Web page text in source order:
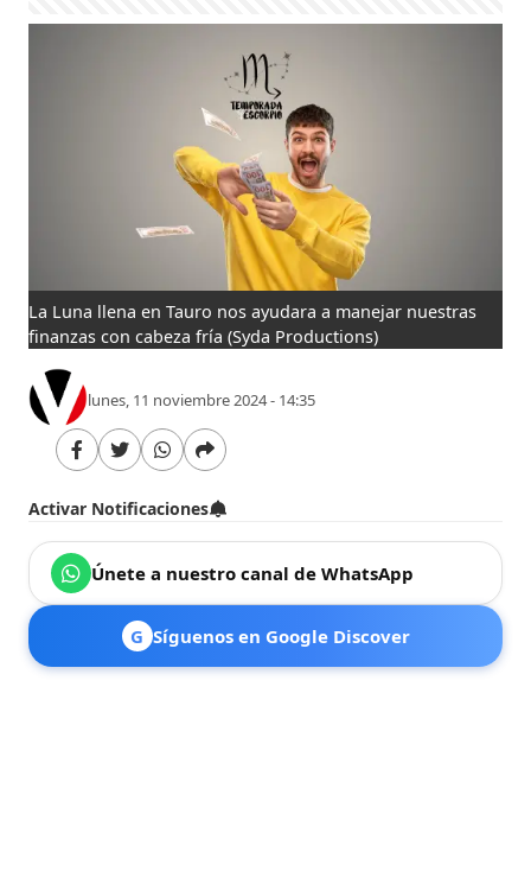
La Luna llena en Tauro nos ayudara a manejar nuestras
finanzas con cabeza fría (Syda Productions)
lunes, 11 noviembre 2024 - 14:35
Activar Notificaciones
Únete a nuestro canal de WhatsApp
G Síguenos en Google Discover